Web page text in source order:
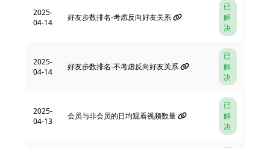
2025-
04-14
好友步数排名-考虑反向好友关系
已
解
决
2025-
04-14
好友步数排名-不考虑反向好友关系
已
解
决
2025-
04-13
会员与非会员的日均观看视频数量
已
解
决